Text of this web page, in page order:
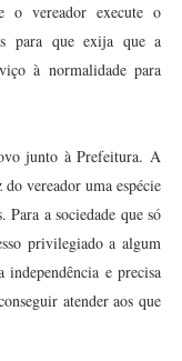
o vereador execute o
para que exija que a
à normalidade para
junto à Prefeitura. A
vereador uma espécie
Para a sociedade que só
privilegiado a algum
e precisa
atender aos que